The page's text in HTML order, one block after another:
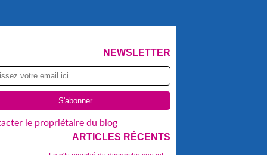
NEWSLETTER
le propriétaire du blog
ARTICLES RÉCENTS